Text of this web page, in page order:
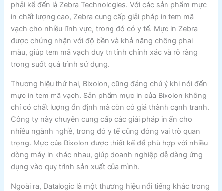
phải kể đến là Zebra Technologies. Với các sản phẩm mực
in chất lượng cao, Zebra cung cấp giải pháp in tem mã
vạch cho nhiều lĩnh vực, trong đó có y tế. Mực in Zebra
được chứng nhận với độ bền và khả năng chống phai
màu, giúp tem mã vạch duy trì tính chính xác và rõ ràng
trong suốt quá trình sử dụng.
Thương hiệu thứ hai, Bixolon, cũng đáng chú ý khi nói đến
mực in tem mã vạch. Sản phẩm mực in của Bixolon không
chỉ có chất lượng ổn định mà còn có giá thành cạnh tranh.
Công ty này chuyên cung cấp các giải pháp in ấn cho
nhiều ngành nghề, trong đó y tế cũng đóng vai trò quan
trọng. Mực của Bixolon được thiết kế để phù hợp với nhiều
dòng máy in khác nhau, giúp doanh nghiệp dễ dàng ứng
dụng vào quy trình sản xuất của mình.
Ngoài ra, Datalogic là một thương hiệu nổi tiếng khác trong